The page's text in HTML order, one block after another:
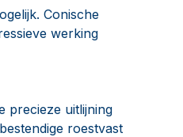
Conische
werking
precieze uitlijning
roestvast